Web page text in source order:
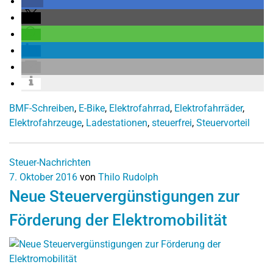
BMF-Schreiben, E-Bike, Elektrofahrrad, Elektrofahrräder,
Elektrofahrzeuge, Ladestationen, steuerfrei, Steuervorteil
Steuer-Nachrichten
7. Oktober 2016 von Thilo Rudolph
Neue Steuervergünstigungen zur
Förderung der Elektromobilität